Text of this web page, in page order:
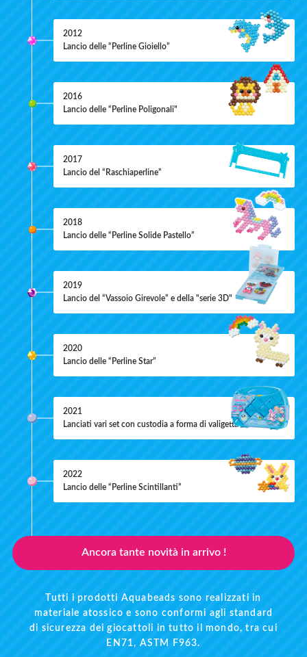
2012
Lancio delle “Perline Gioiello”
2016
Lancio delle “Perline Poligonali"
2017
Lancio del “Raschiaperline”
2018
Lancio delle “Perline Solide Pastello”
2019
Lancio del “Vassoio Girevole” e della "serie 3D"
2020
Lancio delle “Perline Star”
2021
Lanciati vari set con custodia a forma di valigetta
2022
Lancio delle “Perline Scintillanti”
Ancora tante novità in arrivo !
Tutti i prodotti Aquabeads sono realizzati in
materiale atossico e sono conformi agli standard
di sicurezza dei giocattoli in tutto il mondo, tra cui
EN71, ASTM F963.